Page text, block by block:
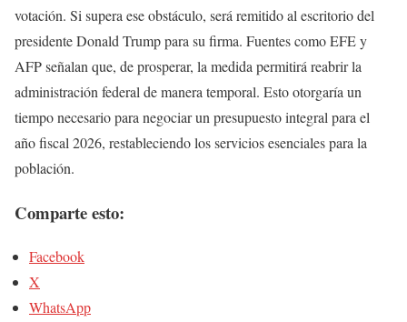
votación. Si supera ese obstáculo, será remitido al escritorio del
presidente Donald Trump para su firma. Fuentes como EFE y
AFP señalan que, de prosperar, la medida permitirá reabrir la
administración federal de manera temporal. Esto otorgaría un
tiempo necesario para negociar un presupuesto integral para el
año fiscal 2026, restableciendo los servicios esenciales para la
población.
Comparte esto:
Facebook
X
WhatsApp